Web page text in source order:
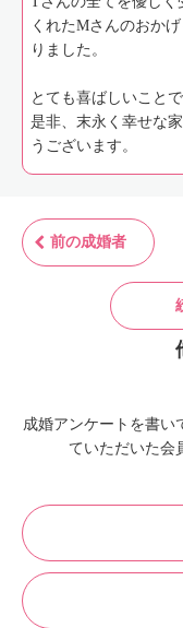
くれたMさんのおか
りました。
とても喜ばしいこと
是非、末永く幸せな
うございます。
前の成婚者
成婚アンケートを書い
ていただいた会